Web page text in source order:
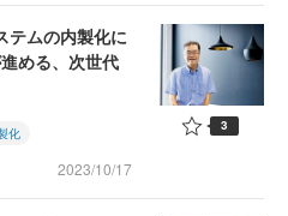
テムの内製化に
める、次世代
化
2023/10/17
3